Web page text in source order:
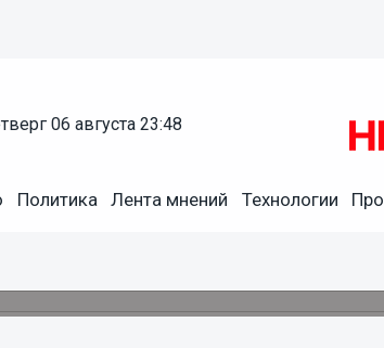
06 августа 23:48
Политика Лента мнений Технологии
первоклассников